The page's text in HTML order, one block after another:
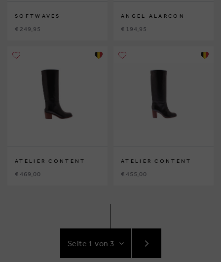
SOFTWAVES
€ 249,95
ANGEL ALARCON
€ 194,95
ATELIER CONTENT
€ 469,00
ATELIER CONTENT
€ 455,00
ZUR
NÄCHSTE